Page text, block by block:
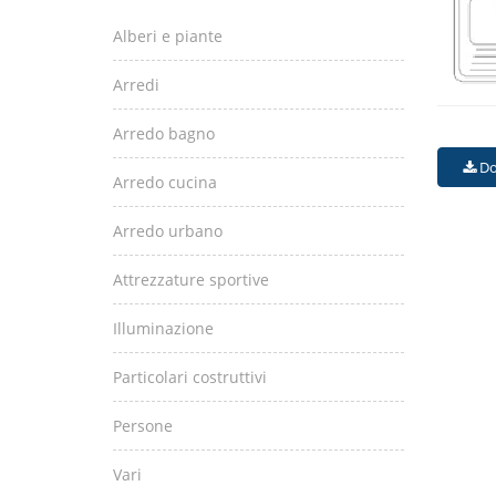
Alberi e piante
Arredi
Arredo bagno
Arredo cucina
Arredo urbano
Attrezzature sportive
Illuminazione
Particolari costruttivi
Persone
Vari